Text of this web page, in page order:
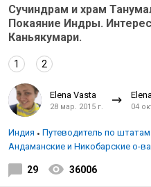
Сучиндрам и храм
Покаяние Индры.
Каньякумари.
1 2
Elena Vasta
28 мар. 2015 г. 04
Индия Путеводитель по
Андаманские и Никобарские о-ва
29 36006